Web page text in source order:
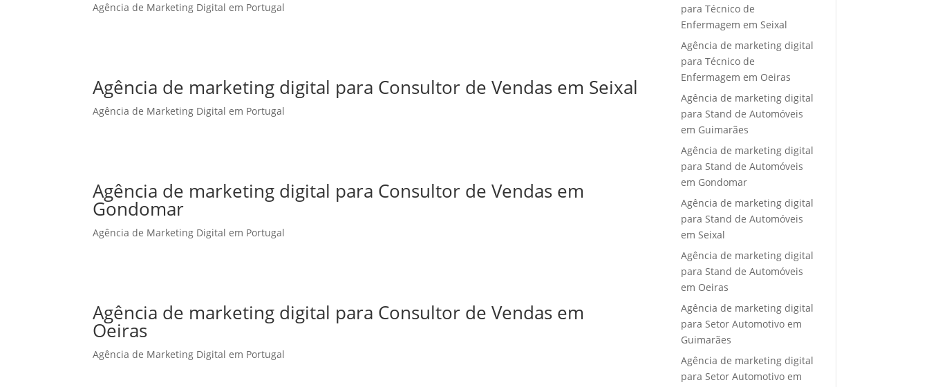
Agência de Marketing Digital em Portugal
Agência de marketing digital para Consultor de Vendas em Seixal
Agência de Marketing Digital em Portugal
Agência de marketing digital para Consultor de Vendas em
Gondomar
Agência de Marketing Digital em Portugal
Agência de marketing digital para Consultor de Vendas em
Oeiras
Agência de Marketing Digital em Portugal
para Técnico de
Enfermagem em Seixal
Agência de marketing digital
para Técnico de
Enfermagem em Oeiras
Agência de marketing digital
para Stand de Automóveis
em Guimarães
Agência de marketing digital
para Stand de Automóveis
em Gondomar
Agência de marketing digital
para Stand de Automóveis
em Seixal
Agência de marketing digital
para Stand de Automóveis
em Oeiras
Agência de marketing digital
para Setor Automotivo em
Guimarães
Agência de marketing digital
para Setor Automotivo em